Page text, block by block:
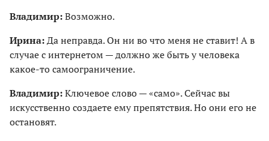
Владимир:Возможно.
Ирина:Да неправда. Он ни во что меня не ставит! А в
случае с интернетом — должно же быть у человека
какое-то самоограничение.
Владимир:Ключевое слово — «само». Сейчас вы
искусственно создаете ему препятствия. Но они его не
остановят.